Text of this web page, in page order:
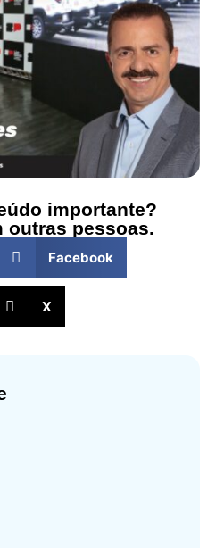
importante?
outras pessoas.
Facebook
X